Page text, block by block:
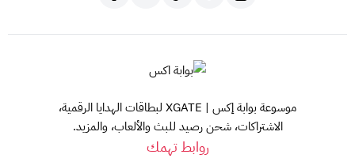
موسوعة بوابة إكس | XGATE لبطاقات الهدايا الرقمية،
الاشتراكات، شحن رصيد للبث والألعاب، والمزيد.
روابط تهمك